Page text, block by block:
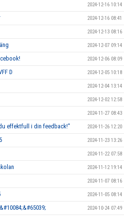
2024-12-16 10:14
2024-12-16 08:41
2024-12-13 08:16
2024-12-07 09:14
2024-12-06 08:09
D 2024-12-05 10:18
2024-12-04 13:14
2024-12-02 12:58
2024-11-27 08:43
effektfull i din feedback!" 2024-11-26 12:20
2024-11-23 13:26
2024-11-22 07:58
2024-11-12 19:14
2024-11-07 08:16
2024-11-05 08:14
2024-10-24 07:49